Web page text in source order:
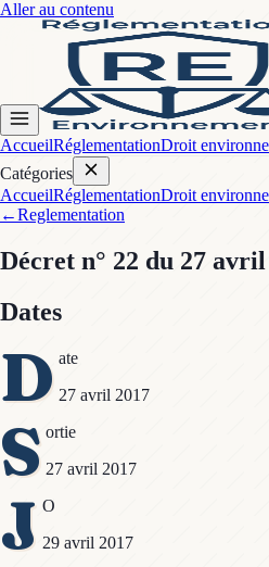
Aller au contenu
AccueilRéglementationDroit
Catégories
AccueilRéglementationDroit
←Reglementation
Décret n° 22 du 27 avril
Dates
D ate
27 avril 2017
S ortie
27 avril 2017
J O
29 avril 2017